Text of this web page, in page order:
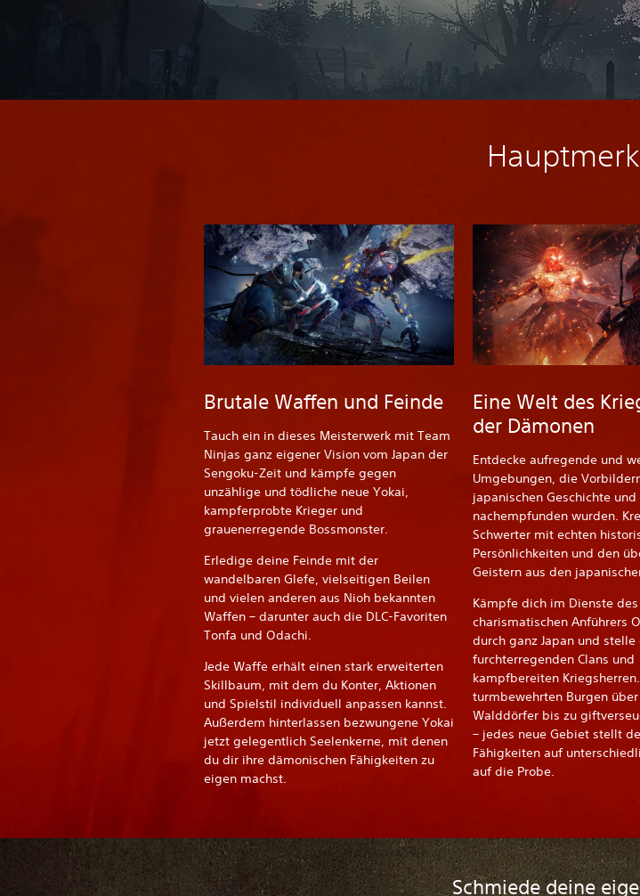
Brutale Waffen und Feinde
Tauch ein in dieses Meisterwerk mit Team
Ninjas ganz eigener Vision vom Japan der
Sengoku-Zeit und kämpfe gegen
unzählige und tödliche neue Yokai,
kampferprobte Krieger und
grauenerregende Bossmonster.
Erledige deine Feinde mit der
wandelbaren Glefe, vielseitigen Beilen
und vielen anderen aus Nioh bekannten
Waffen – darunter auch die DLC-Favoriten
Tonfa und Odachi.
Jede Waffe erhält einen stark erweiterten
Skillbaum, mit dem du Konter, Aktionen
und Spielstil individuell anpassen kannst.
Außerdem hinterlassen bezwungene Yokai
jetzt gelegentlich Seelenkerne, mit denen
du dir ihre dämonischen Fähigkeiten zu
eigen machst.
Eine Welt des
der Dämonen
Entdecke aufregende und
Umgebungen, die
japanischen Geschichte
nachempfunden wurden.
Schwerter mit echten
Persönlichkeiten und den
Geistern aus den
Kämpfe dich im Dienste des
charismatischen Anführers
durch ganz Japan und stelle
furchterregenden Clans und
kampfbereiten
turmbewehrten Burgen
Walddörfer bis zu
– jedes neue Gebiet stellt
Fähigkeiten auf
auf die Probe.
Schmiede deine